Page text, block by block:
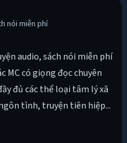
nói miễn phí
audio, sách nói miễn phí
MC có giọng đọc chuyên
đủ các thể loại tâm lý xã
tình, truyện tiên hiệp...